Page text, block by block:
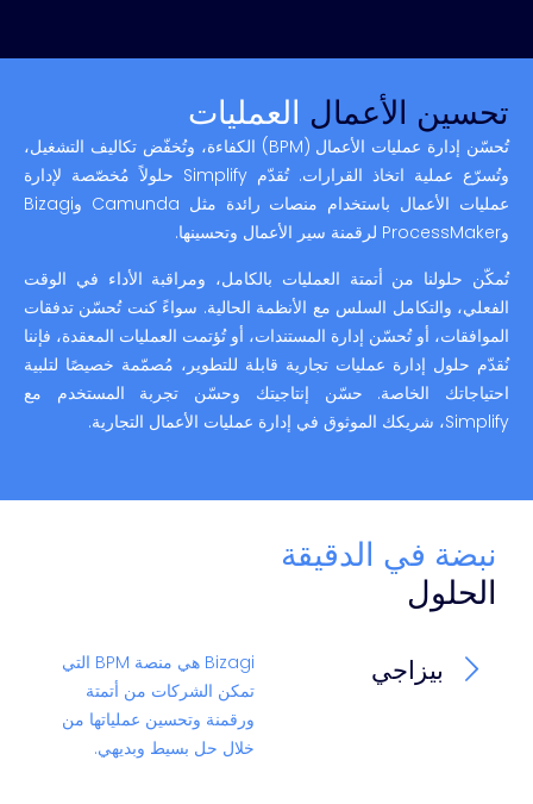
تحسين الأعمال العمليات
تُحسّن إدارة عمليات الأعمال (BPM) الكفاءة، وتُخفّض تكاليف التشغيل،
وتُسرّع عملية اتخاذ القرارات. تُقدّم Simplify حلولاً مُخصّصة لإدارة
عمليات الأعمال باستخدام منصات رائدة مثل Camunda وBizagi
وProcessMaker لرقمنة سير الأعمال وتحسينها.
تُمكّن حلولنا من أتمتة العمليات بالكامل، ومراقبة الأداء في الوقت
الفعلي، والتكامل السلس مع الأنظمة الحالية. سواءً كنت تُحسّن تدفقات
الموافقات، أو تُحسّن إدارة المستندات، أو تُؤتمت العمليات المعقدة، فإننا
نُقدّم حلول إدارة عمليات تجارية قابلة للتطوير، مُصمّمة خصيصًا لتلبية
احتياجاتك الخاصة. حسّن إنتاجيتك وحسّن تجربة المستخدم مع
Simplify، شريكك الموثوق في إدارة عمليات الأعمال التجارية.
نبضة في الدقيقة
الحلول
بيزاجي
Bizagi هي منصة BPM التي
تمكن الشركات من أتمتة
ورقمنة وتحسين عملياتها من
خلال حل بسيط وبديهي.